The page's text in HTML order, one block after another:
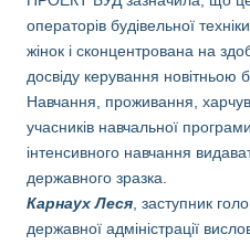
операторів будівельної
жінок і сконцентрована на
досвіду керування новітньою
Навчання, проживання,
учасників навчальної
інтенсивного навчання
державного зразка.
Карнаух Леся , заступник
державної адміністрації